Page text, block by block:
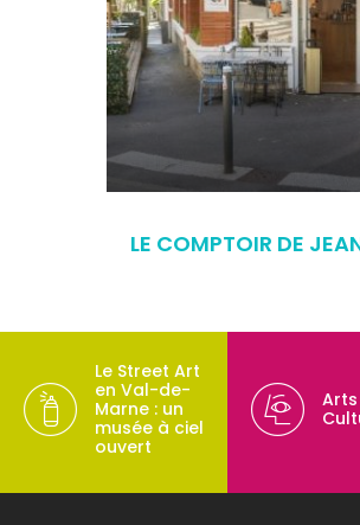
LE COMPTOIR DE
Le Street Art
en Val-de-
Marne : un
musée à ciel
ouvert